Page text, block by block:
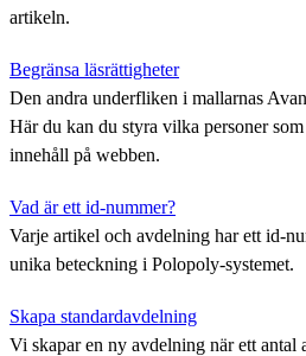
artikeln.
Begränsa läsrättigheter
Den andra underfliken i mallarnas
Här du kan du styra vilka personer
innehåll på webben.
Vad är ett id-nummer?
Varje artikel och avdelning har ett id-
unika beteckning i Polopoly-systemet.
Skapa standardavdelning
Vi skapar en ny avdelning när ett antal